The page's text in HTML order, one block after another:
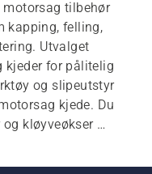
motorsag tilbehør
kapping, felling,
Utvalget
kjeder for pålitelig
og slipeutstyr
kjede. Du
og kløyveøkser
og løfting tang